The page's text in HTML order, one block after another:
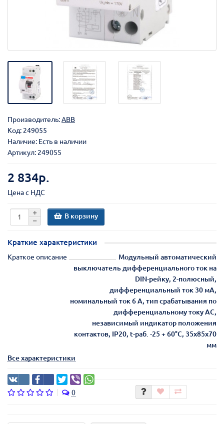
Производитель:ABB
Код: 249055
Наличие: Есть в наличии
Артикул: 249055
2 834р.
Цена с НДС
В корзину
Краткие характеристики
Краткое описание
Модульный автоматический
выключатель дифференциального ток на
DIN-рейку, 2-полюсный,
дифференциальный ток 30 мА,
номинальный ток 6 А, тип срабатывания по
дифференциальному току AC,
независимый индикатор положения
контактов, IP20, t-раб. -25 + 60°C, 35x85x70
мм
Все характеристики
0